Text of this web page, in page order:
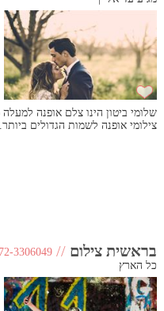
צילומי אופנה לשמות הגדולים
בראשית צילום //
3306049
כל הארץ